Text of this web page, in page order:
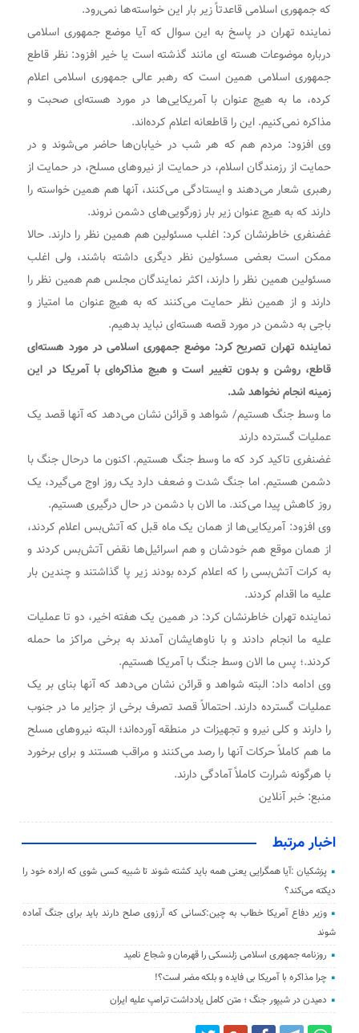
که جمهوری اسلامی قاعدتاً زیر بار این خواسته‌ها نمی‌رود.
نماینده تهران در پاسخ به این سوال که آیا موضع جمهوری اسلامی
درباره موضوعات هسته ای مانند گذشته است یا خیر افزود: نظر قاطع
جمهوری اسلامی همین است که رهبر عالی جمهوری اسلامی اعلام
کرده، ما به هیچ عنوان با آمریکایی‌ها در مورد هسته‌ای صحبت و
مذاکره نمی‌کنیم. این را قاطعانه اعلام کرده‌اند.
وی افزود: مردم هم که هر شب در خیابان‌ها حاضر می‌شوند و در
حمایت از رزمندگان اسلام، در حمایت از نیروهای مسلح، در حمایت از
رهبری شعار می‌دهند و ایستادگی می‌کنند، آنها هم همین خواسته را
دارند که به هیچ عنوان زیر بار زورگویی‌های دشمن نروند.
غضنفری خاطرنشان کرد: اغلب مسئولین هم همین نظر را دارند. حالا
ممکن است بعضی مسئولین نظر دیگری داشته باشند، ولی اغلب
مسئولین همین نظر را دارند، اکثر نمایندگان مجلس هم همین نظر را
دارند و از همین نظر حمایت می‌کنند که به هیچ عنوان ما امتیاز و
باجی به دشمن در مورد قصه هسته‌ای نباید بدهیم.
نماینده تهران تصریح کرد: موضع جمهوری اسلامی در مورد هسته‌ای
قاطع، روشن و بدون تغییر است و هیچ مذاکره‌ای با آمریکا در این
زمینه انجام نخواهد شد.
ما وسط جنگ هستیم/ شواهد و قرائن نشان می‌دهد که آنها قصد یک
عملیات گسترده دارند
غضنفری تاکید کرد که ما وسط جنگ هستیم. اکنون ما درحال جنگ با
دشمن هستیم. اما جنگ شدت و ضعف دارد یک روز اوج می‌گیرد، یک
روز کاهش پیدا می‌کند. ما الان با دشمن در حال درگیری هستیم.
وی افزود: آمریکایی‌ها از همان یک ماه قبل که آتش‌بس اعلام کردند،
از همان موقع هم خودشان و هم اسرائیل‌ها نقض آتش‌بس کردند و
به کرات آتش‌بسی را که اعلام کرده بودند زیر پا گذاشتند و چندین بار
علیه ما اقدام کردند.
نماینده تهران خاطرنشان کرد: در همین یک هفته اخیر، دو تا عملیات
علیه ما انجام دادند و با ناوهایشان آمدند به برخی مراکز ما حمله
کردند.؛ پس ما الان وسط جنگ با آمریکا هستیم.
وی ادامه داد: البته شواهد و قرائن نشان می‌دهد که آنها بنای بر یک
عملیات گسترده دارند. احتمالاً قصد تصرف برخی از جزایر ما در جنوب
را دارند و کلی نیرو و تجهیزات در منطقه آورده‌اند؛ البته نیروهای مسلح
ما هم کاملاً حرکات آنها را رصد می‌کنند و مراقب هستند و برای برخورد
با هرگونه شرارت کاملاً آمادگی دارند.
منبع: خبر آنلاین
اخبار مرتبط
پزشکیان :آیا همگرایی یعنی همه باید کشته شوند تا شبیه کسی شوی که اراده خود را
دیکته می‌کند؟
وزیر دفاع آمریکا خطاب به چین:کسانی که آرزوی صلح دارند باید برای جنگ آماده
شوند
روزنامه جمهوری اسلامی زلنسکی را قهرمان و شجاع نامید
چرا مذاکره با آمریکا بی فایده و بلکه مضر است؟!
دمیدن در شیپور جنگ ؛ متن کامل یادداشت ترامپ علیه ایران